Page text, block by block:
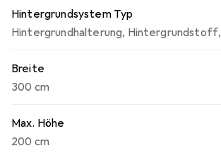
Hintergrundsystem Typ
Hintergrundhalterung, Hintergrundstoff,
Breite
300 cm
Max. Höhe
200 cm